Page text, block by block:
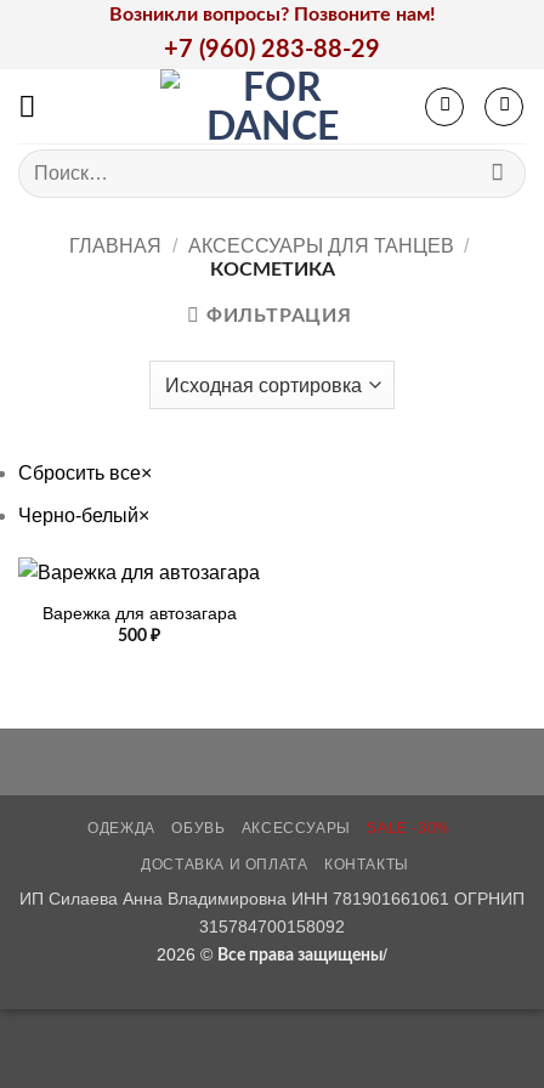
Возникли вопросы? Позвоните нам!
+7 (960) 283-88-29
Искать:
ГЛАВНАЯ / АКСЕССУАРЫ ДЛЯ ТАНЦЕВ /
КОСМЕТИКА
ФИЛЬТРАЦИЯ
Сбросить все×
Черно-белый×
Варежка для автозагара
500 ₽
ОДЕЖДА ОБУВЬ АКСЕССУАРЫ SALE -30%
ДОСТАВКА И ОПЛАТА КОНТАКТЫ
ИП Силаева Анна Владимировна ИНН 781901661061 ОГРНИП
315784700158092
2026 © Все права защищены/